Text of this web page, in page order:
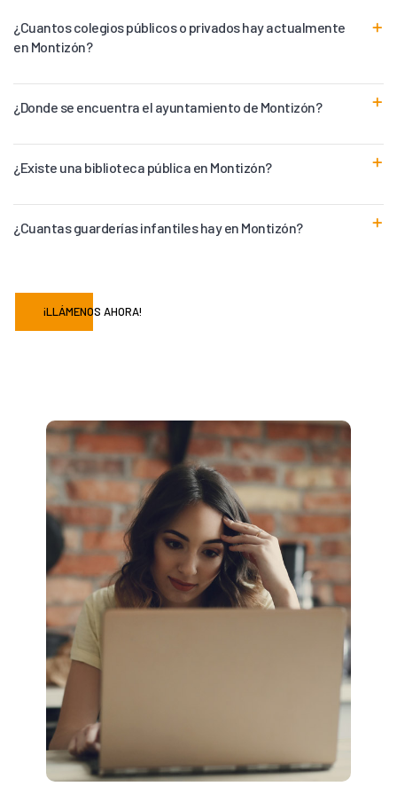
¿Cuantos colegios públicos o privados hay actualmente
en Montizón?
¿Donde se encuentra el ayuntamiento de Montizón?
¿Existe una biblioteca pública en Montizón?
¿Cuantas guarderías infantiles hay en Montizón?
¡LLÁMENOS AHORA!